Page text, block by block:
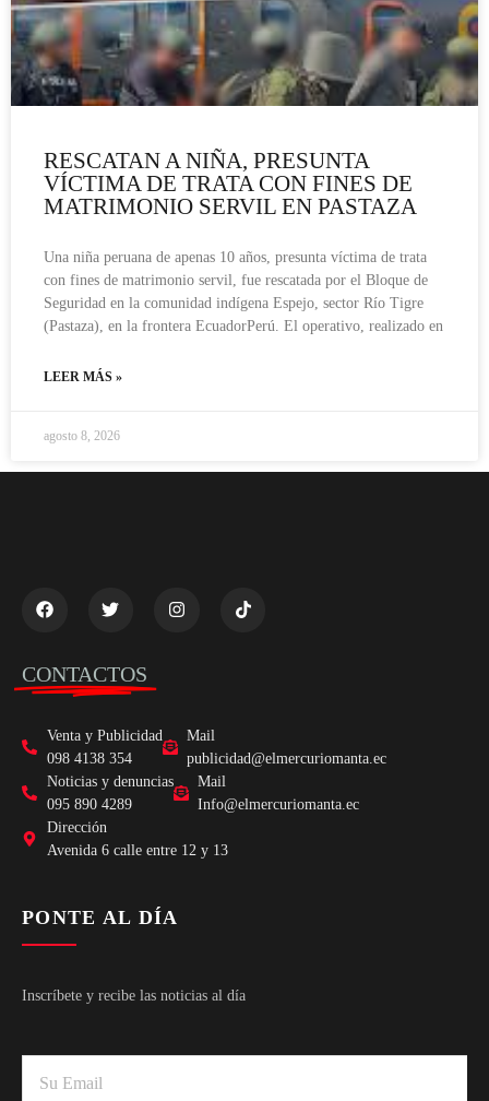
RESCATAN A NIÑA, PRESUNTA
VÍCTIMA DE TRATA CON FINES DE
MATRIMONIO SERVIL EN PASTAZA
Una niña peruana de apenas 10 años, presunta víctima de trata
con fines de matrimonio servil, fue rescatada por el Bloque de
Seguridad en la comunidad indígena Espejo, sector Río Tigre
(Pastaza), en la frontera EcuadorPerú. El operativo, realizado en
LEER MÁS »
agosto 8, 2026
CONTACTOS
Venta y Publicidad
098 4138 354
Mail
publicidad@elmercuriomanta.ec
Noticias y denuncias
095 890 4289
Mail
Info@elmercuriomanta.ec
Dirección
Avenida 6 calle entre 12 y 13
PONTE AL DÍA
Inscríbete y recibe las noticias al día